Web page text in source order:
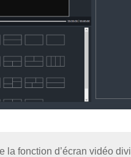
la fonction d’écran vidéo